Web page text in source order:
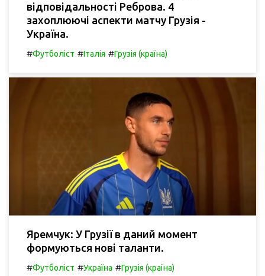
відповідальності Реброва. 4
захоплюючі аспекти матчу Грузія -
Україна.
#Футболіст #Італія #Грузія (країна)
Яремчук: У Грузії в даний момент
формуються нові таланти.
#Футболіст #Україна #Грузія (країна)